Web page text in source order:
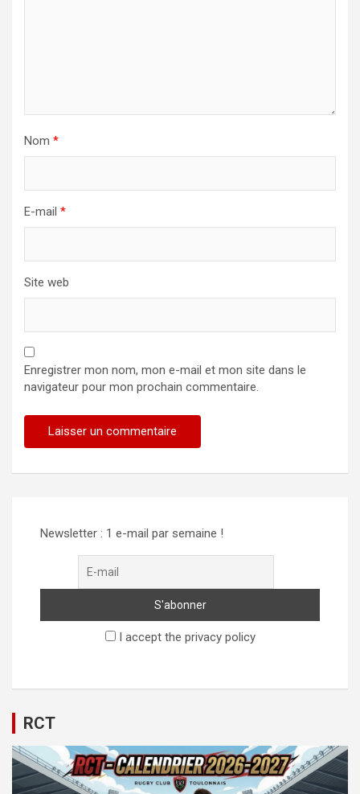
Nom *
E-mail *
Site web
Enregistrer mon nom, mon e-mail et mon site dans le
navigateur pour mon prochain commentaire.
Newsletter : 1 e-mail par semaine !
I accept the privacy policy
RCT